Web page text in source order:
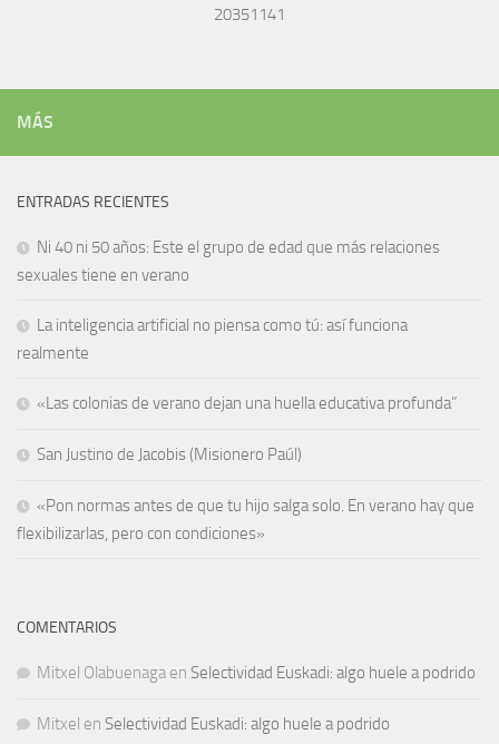
20351141
MÁS
ENTRADAS RECIENTES
Ni 40 ni 50 años: Este el grupo de edad que más relaciones
sexuales tiene en verano
La inteligencia artificial no piensa como tú: así funciona
realmente
«Las colonias de verano dejan una huella educativa profunda”
San Justino de Jacobis (Misionero Paúl)
«Pon normas antes de que tu hijo salga solo. En verano hay que
flexibilizarlas, pero con condiciones»
COMENTARIOS
Mitxel Olabuenaga en Selectividad Euskadi: algo huele a podrido
Mitxel en Selectividad Euskadi: algo huele a podrido